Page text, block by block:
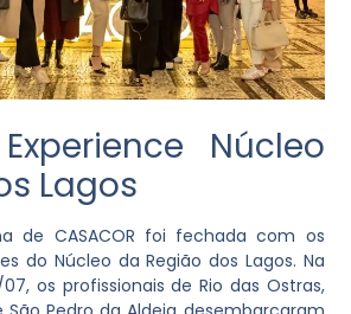
Núcleo
Lagos
de CASACOR foi fechada com os
do Núcleo da Região dos Lagos. Na
os profissionais de Rio das Ostras,